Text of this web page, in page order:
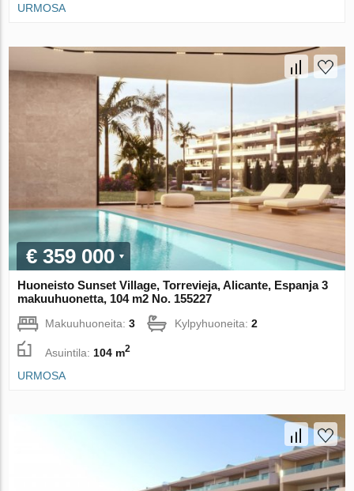
URMOSA
€ 359 000
Huoneisto Sunset Village, Torrevieja, Alicante, Espanja 3
makuuhuonetta, 104 m2 No. 155227
Makuuhuoneita:3 Kylpyhuoneita:2
Asuintila: 104 m2
URMOSA